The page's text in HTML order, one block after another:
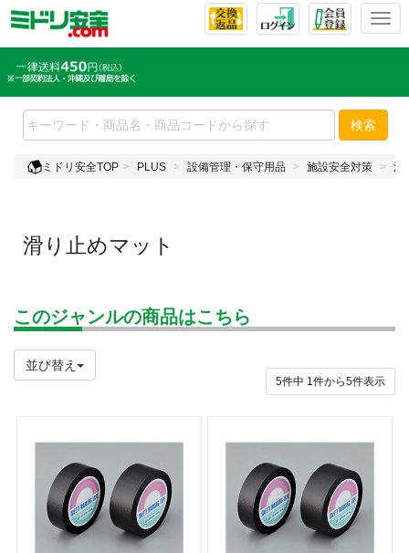
T
l
e
n
v
検索
ミドリ安全TOP PLUS 設備管理・保守用品 施設安全対策 滑
滑り止めマット
このジャンルの商品はこちら
並び替え
5件中 1 件から5件表示